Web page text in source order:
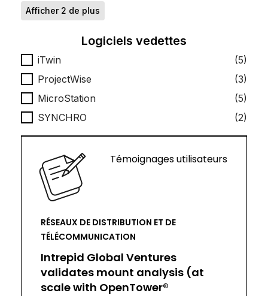
Afficher 2 de plus
Logiciels vedettes
Logiciels vedettes
iTwin
(5)
ProjectWise
(3)
MicroStation
(5)
SYNCHRO
(2)
Témoignages utilisateurs
RÉSEAUX DE DISTRIBUTION ET DE
TÉLÉCOMMUNICATION
Intrepid Global Ventures
validates mount analysis (at
scale with OpenTower®